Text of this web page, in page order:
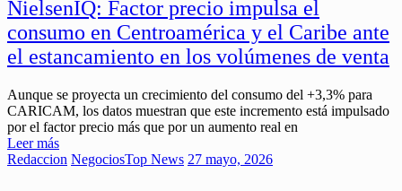
NielsenIQ: Factor precio impulsa el
consumo en Centroamérica y el Caribe ante
el estancamiento en los volúmenes de venta
Aunque se proyecta un crecimiento del consumo del +3,3% para
CARICAM, los datos muestran que este incremento está impulsado
por el factor precio más que por un aumento real en
Leer más
Redaccion NegociosTop News 27 mayo, 2026